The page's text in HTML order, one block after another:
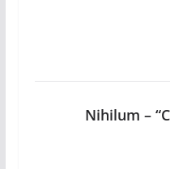
Nihilum –